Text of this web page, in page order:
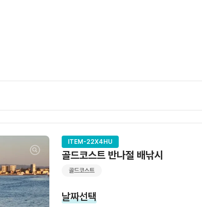
ITEM-22X4HU
골드코스트 반나절 배낚시
골드코스트
날짜선택